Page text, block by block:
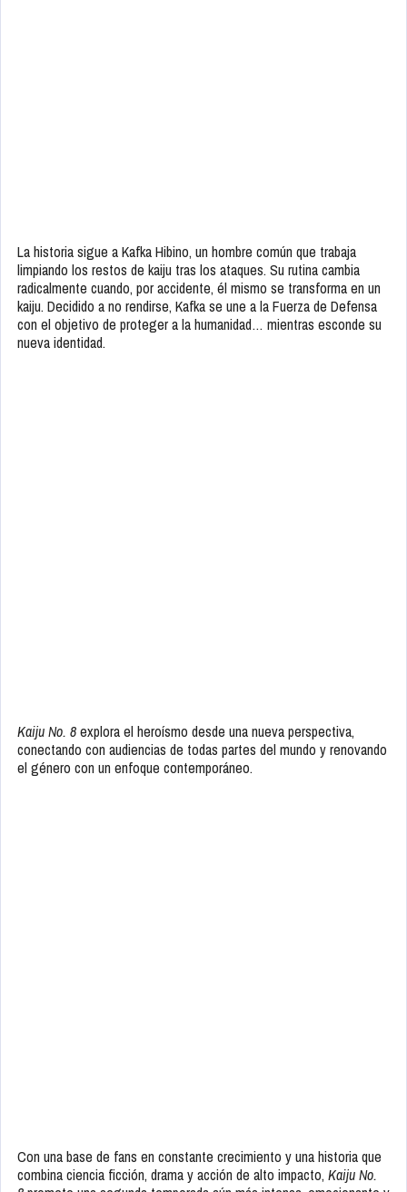
La historia sigue a Kafka Hibino, un hombre común que trabaja
limpiando los restos de kaiju tras los ataques. Su rutina cambia
radicalmente cuando, por accidente, él mismo se transforma en un
kaiju. Decidido a no rendirse, Kafka se une a la Fuerza de Defensa
con el objetivo de proteger a la humanidad… mientras esconde su
nueva identidad.
Kaiju No. 8explora el heroísmo desde una nueva perspectiva,
conectando con audiencias de todas partes del mundo y renovando
el género con un enfoque contemporáneo.
Con una base de fans en constante crecimiento y una historia que
combina ciencia ficción, drama y acción de alto impacto, Kaiju No.